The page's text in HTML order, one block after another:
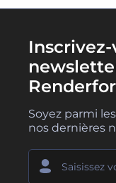
Soyez parmi
nos dernières